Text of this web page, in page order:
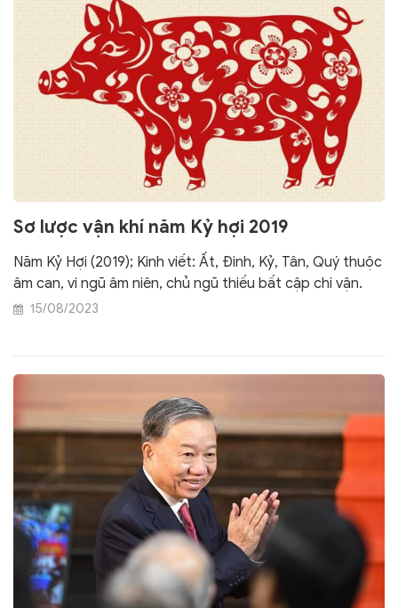
Sơ lược vận khí năm Kỷ hợi 2019
Năm Kỷ Hợi (2019); Kinh viết: Ất, Đinh, Kỷ, Tân, Quý thuộc
âm can, vi ngũ âm niên, chủ ngũ thiếu bất cập chi vận.
15/08/2023